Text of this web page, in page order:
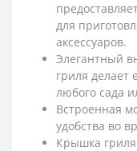
для
аксессуаров.
Элегантный
гриля делает
любого сада
Встроенная
удобства во
Крышка